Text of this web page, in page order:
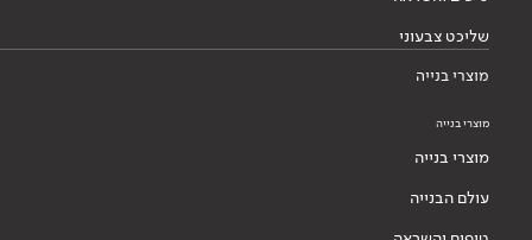
שליכט צבעוני
מוצרי בנייה
מוצרי בנייה
מוצרי בנייה
עולם הבנייה